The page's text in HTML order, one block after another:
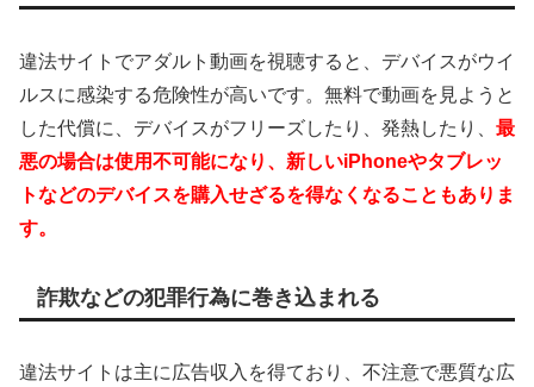
違法サイトでアダルト動画を視聴すると、デバイスがウイ
ルスに感染する危険性が高いです。無料で動画を見ようと
した代償に、デバイスがフリーズしたり、発熱したり、 最
悪の場合は使用不可能になり、新しいiPhoneやタブレッ
トなどのデバイスを購入せざるを得なくなることもありま
す。
詐欺などの犯罪行為に巻き込まれる
違法サイトは主に広告収入を得ており、不注意で悪質な広